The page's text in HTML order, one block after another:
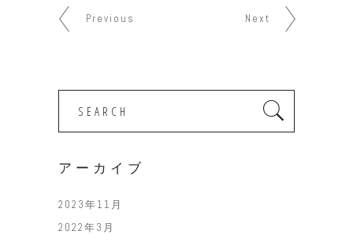
Previous Next
アーカイブ
2023年11月
2022年3月